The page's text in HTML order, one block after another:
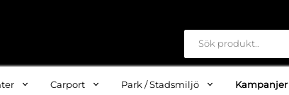
Carport Park / Stadsmiljö Kampanjer